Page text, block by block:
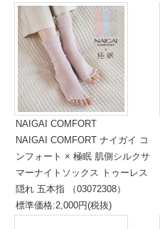
標準価格:1,800円(税抜)
NAIGAI COMFORT
NAIGAI COMFORT ナイガイ コ
ンフォート × 極眠 肌側シルクサ
マーナイトソックス トゥーレス
隠れ 五本指 （03072308）
標準価格:2,000円(税抜)